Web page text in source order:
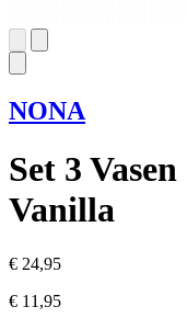
NONA
Set 3
Vanilla
€ 24,95
€ 11,95